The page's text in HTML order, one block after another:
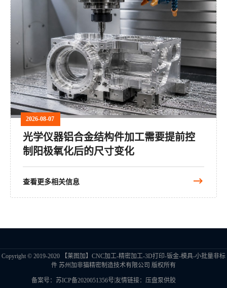
2026-08-07
光学仪器铝合金结构件加工需要提前控
制阳极氧化后的尺寸变化
查看更多相关信息
Copyright © 2019-2020 【莱图加】CNC加工-精密加工-3D打印-钣金-模具-小批量非标
件 苏州加非猫精密制造技术有限公司 版权所有
备案号：苏ICP备2020051356号|友情链接： 金属防锈剂